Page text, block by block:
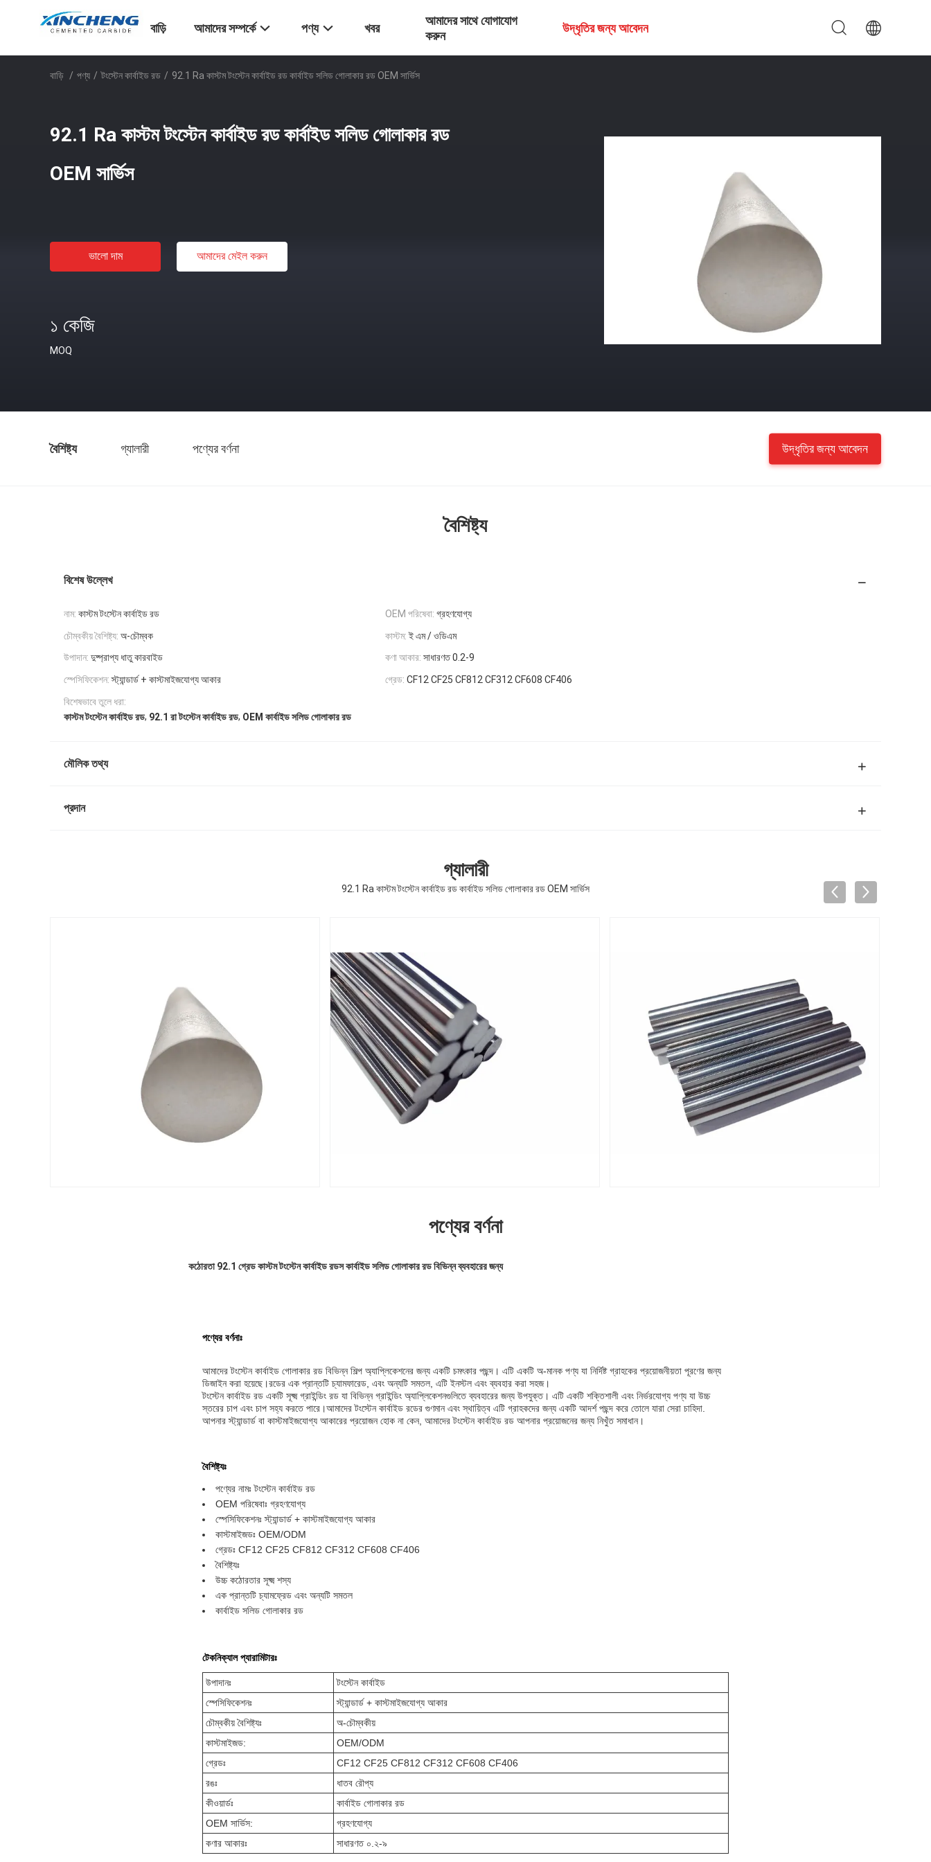
বাড়ি আমাদের সম্পর্কে পণ্য খবর
আমাদের সাথে যোগাযোগ
করুন
উদ্ধৃতির জন্য আবেদন
বাড়ি / পণ্য / টংস্টেন কার্বাইড রড / 92.1 Ra কাস্টম টংস্টেন কার্বাইড রড কার্বাইড সলিড গোলাকার রড OEM সার্ভিস
92.1 Ra কাস্টম টংস্টেন কার্বাইড রড কার্বাইড সলিড গোলাকার রড
OEM সার্ভিস
ভালো দাম আমাদের মেইল ​​করুন
১ কেজি
MOQ
বৈশিষ্ট্য গ্যালারী পণ্যের বর্ণনা উদ্ধৃতির জন্য আবেদন
বৈশিষ্ট্য
বিশেষ উল্লেখ
নাম: কাস্টম টংস্টেন কার্বাইড রড OEM পরিষেবা: গ্রহণযোগ্য
চৌম্বকীয় বৈশিষ্ট্য: অ-চৌম্বক কাস্টম: ই এম / ওডিএম
উপাদান: দুষ্প্রাপ্য ধাতু কারবাইড কণা আকার: সাধারণত 0.2-9
স্পেসিফিকেশন: স্ট্যান্ডার্ড + কাস্টমাইজযোগ্য আকার গ্রেড: CF12 CF25 CF812 CF312 CF608 CF406
বিশেষভাবে তুলে ধরা:
কাস্টম টংস্টেন কার্বাইড রড, 92.1 রা টংস্টেন কার্বাইড রড, OEM কার্বাইড সলিড গোলাকার রড
মৌলিক তথ্য
প্রদান
গ্যালারী
92.1 Ra কাস্টম টংস্টেন কার্বাইড রড কার্বাইড সলিড গোলাকার রড OEM সার্ভিস
পণ্যের বর্ণনা
কঠোরতা 92.1 গ্রেড কাস্টম টংস্টেন কার্বাইড রডস কার্বাইড সলিড গোলাকার রড বিভিন্ন ব্যবহারের জন্য
পণ্যের বর্ণনাঃ
আমাদের টংস্টেন কার্বাইড গোলাকার রড বিভিন্ন শিল্প অ্যাপ্লিকেশনের জন্য একটি চমৎকার পছন্দ। এটি একটি অ-মানক পণ্য যা নির্দিষ্ট গ্রাহকের প্রয়োজনীয়তা পূরণের জন্য
ডিজাইন করা হয়েছে।রডের এক প্রান্তটি চ্যামফারেড, এবং অন্যটি সমতল, এটি ইনস্টল এবং ব্যবহার করা সহজ।
টংস্টেন কার্বাইড রড একটি সূক্ষ্ম গ্রাইন্ডিং রড যা বিভিন্ন গ্রাইন্ডিং অ্যাপ্লিকেশনগুলিতে ব্যবহারের জন্য উপযুক্ত। এটি একটি শক্তিশালী এবং নির্ভরযোগ্য পণ্য যা উচ্চ
স্তরের চাপ এবং চাপ সহ্য করতে পারে।আমাদের টংস্টেন কার্বাইড রডের গুণমান এবং স্থায়িত্ব এটি গ্রাহকদের জন্য একটি আদর্শ পছন্দ করে তোলে যারা সেরা চাহিদা.
আপনার স্ট্যান্ডার্ড বা কাস্টমাইজযোগ্য আকারের প্রয়োজন হোক না কেন, আমাদের টংস্টেন কার্বাইড রড আপনার প্রয়োজনের জন্য নিখুঁত সমাধান।
বৈশিষ্ট্যঃ
পণ্যের নামঃ টংস্টেন কার্বাইড রড
OEM পরিষেবাঃ গ্রহণযোগ্য
স্পেসিফিকেশনঃ স্ট্যান্ডার্ড + কাস্টমাইজযোগ্য আকার
কাস্টমাইজডঃ OEM/ODM
গ্রেডঃ CF12 CF25 CF812 CF312 CF608 CF406
বৈশিষ্ট্যঃ
উচ্চ কঠোরতার সূক্ষ্ম শস্য
এক প্রান্তটি চ্যামফ্রেড এবং অন্যটি সমতল
কার্বাইড সলিড গোলাকার রড
টেকনিক্যাল প্যারামিটারঃ
উপাদানঃ
টংস্টেন কার্বাইড
স্পেসিফিকেশনঃ
স্ট্যান্ডার্ড + কাস্টমাইজযোগ্য আকার
চৌম্বকীয় বৈশিষ্ট্যঃ
অ-চৌম্বকীয়
কাস্টমাইজড:
OEM/ODM
গ্রেডঃ
CF12 CF25 CF812 CF312 CF608 CF406
রঙঃ
ধাতব রৌপ্য
কীওয়ার্ডঃ
কার্বাইড গোলাকার রড
OEM সার্ভিস:
গ্রহণযোগ্য
কণার আকারঃ
সাধারণত ০.২-৯